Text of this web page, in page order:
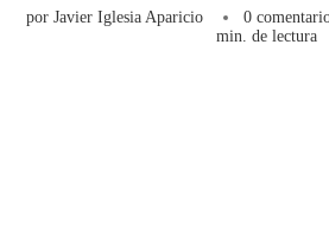
por Javier Iglesia Aparicio 0
min. de lectura